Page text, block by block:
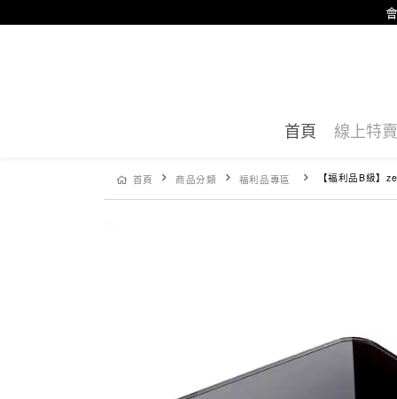
首頁 線上特
首頁 商品分類 福利品專區 【福利品B級】zeroHero 靈智